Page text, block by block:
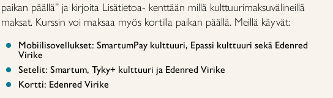
paikan päällä” ja kirjoita Lisätietoa- kenttään millä kulttuurimaksuvälineillä
maksat. Kurssin voi maksaa myös kortilla paikan päällä. Meillä käyvät:
Mobiilisovellukset: SmartumPay kulttuuri, Epassi kulttuuri sekä Edenred
Virike
Setelit: Smartum, Tyky+ kulttuuri ja Edenred Virike
Kortti: Edenred Virike